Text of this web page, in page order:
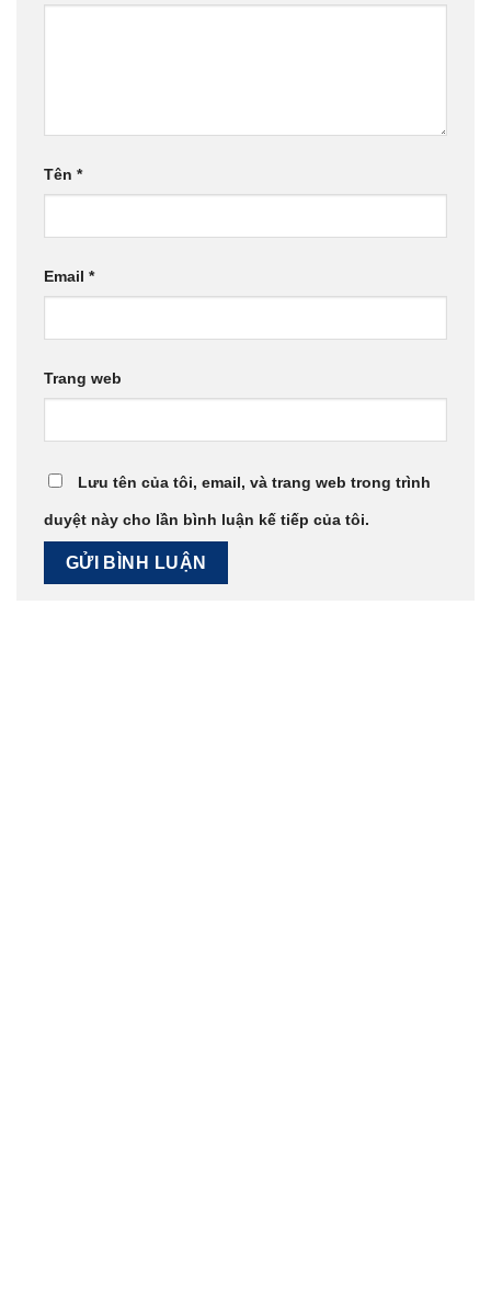
Tên *
Email *
Trang web
Lưu tên của tôi, email, và trang web trong trình
duyệt này cho lần bình luận kế tiếp của tôi.